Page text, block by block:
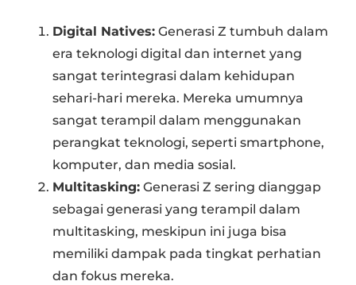
Digital Natives: Generasi Z tumbuh dalam
era teknologi digital dan internet yang
sangat terintegrasi dalam kehidupan
sehari-hari mereka. Mereka umumnya
sangat terampil dalam menggunakan
perangkat teknologi, seperti smartphone,
komputer, dan media sosial.
Multitasking: Generasi Z sering dianggap
sebagai generasi yang terampil dalam
multitasking, meskipun ini juga bisa
memiliki dampak pada tingkat perhatian
dan fokus mereka.